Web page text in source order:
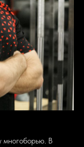
многоборью. В